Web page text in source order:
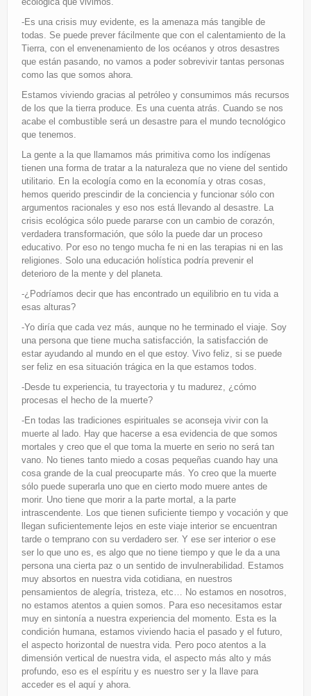
-Es una crisis muy evidente, es la amenaza más tangible de
todas. Se puede prever fácilmente que con el calentamiento de la
Tierra, con el envenenamiento de los océanos y otros desastres
que están pasando, no vamos a poder sobrevivir tantas personas
como las que somos ahora.
Estamos viviendo gracias al petróleo y consumimos más recursos
de los que la tierra produce. Es una cuenta atrás. Cuando se nos
acabe el combustible será un desastre para el mundo tecnológico
que tenemos.
La gente a la que llamamos más primitiva como los indígenas
tienen una forma de tratar a la naturaleza que no viene del sentido
utilitario. En la ecología como en la economía y otras cosas,
hemos querido prescindir de la conciencia y funcionar sólo con
argumentos racionales y eso nos está llevando al desastre. La
crisis ecológica sólo puede pararse con un cambio de corazón,
verdadera transformación, que sólo la puede dar un proceso
educativo. Por eso no tengo mucha fe ni en las terapias ni en las
religiones. Solo una educación holística podría prevenir el
deterioro de la mente y del planeta.
-¿Podríamos decir que has encontrado un equilibrio en tu vida a
esas alturas?
-Yo diría que cada vez más, aunque no he terminado el viaje. Soy
una persona que tiene mucha satisfacción, la satisfacción de
estar ayudando al mundo en el que estoy. Vivo feliz, si se puede
ser feliz en esa situación trágica en la que estamos todos.
-Desde tu experiencia, tu trayectoria y tu madurez, ¿cómo
procesas el hecho de la muerte?
-En todas las tradiciones espirituales se aconseja vivir con la
muerte al lado. Hay que hacerse a esa evidencia de que somos
mortales y creo que el que toma la muerte en serio no será tan
vano. No tienes tanto miedo a cosas pequeñas cuando hay una
cosa grande de la cual preocuparte más. Yo creo que la muerte
sólo puede superarla uno que en cierto modo muere antes de
morir. Uno tiene que morir a la parte mortal, a la parte
intrascendente. Los que tienen suficiente tiempo y vocación y que
llegan suficientemente lejos en este viaje interior se encuentran
tarde o temprano con su verdadero ser. Y ese ser interior o ese
ser lo que uno es, es algo que no tiene tiempo y que le da a una
persona una cierta paz o un sentido de invulnerabilidad. Estamos
muy absortos en nuestra vida cotidiana, en nuestros
pensamientos de alegría, tristeza, etc… No estamos en nosotros,
no estamos atentos a quien somos. Para eso necesitamos estar
muy en sintonía a nuestra experiencia del momento. Esta es la
condición humana, estamos viviendo hacia el pasado y el futuro,
el aspecto horizontal de nuestra vida. Pero poco atentos a la
dimensión vertical de nuestra vida, el aspecto más alto y más
profundo, eso es el espíritu y es nuestro ser y la llave para
acceder es el aquí y ahora.